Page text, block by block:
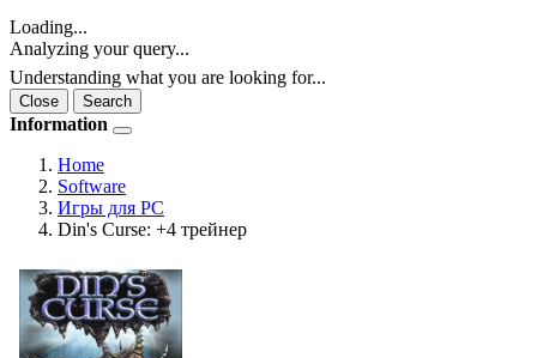
Loading...
Analyzing your query...
Understanding what you are looking for...
Close Search
Information
Home
Software
Игры для PC
Din's Curse: +4 трейнер